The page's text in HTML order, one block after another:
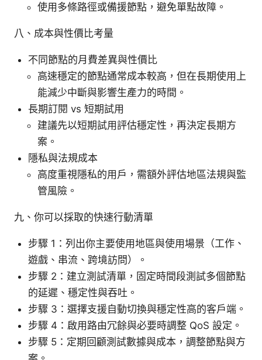
使用多條路徑或備援節點，避免單點故障。
八、成本與性價比考量
不同節點的月費差異與性價比
高速穩定的節點通常成本較高，但在長期使用上
能減少中斷與影響生產力的時間。
長期訂閱 vs 短期試用
建議先以短期試用評估穩定性，再決定長期方
案。
隱私與法規成本
高度重視隱私的用戶，需額外評估地區法規與監
管風險。
九、你可以採取的快速行動清單
步驟 1：列出你主要使用地區與使用場景（工作、
遊戲、串流、跨境訪問）。
步驟 2：建立測試清單，固定時間段測試多個節點
的延遲、穩定性與吞吐。
步驟 3：選擇支援自動切換與穩定性高的客戶端。
步驟 4：啟用路由冗餘與必要時調整 QoS 設定。
步驟 5：定期回顧測試數據與成本，調整節點與方